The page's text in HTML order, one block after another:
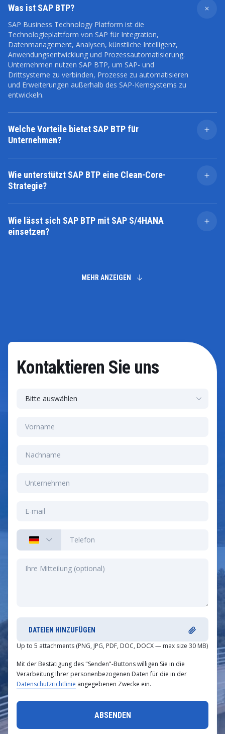
Was ist SAP BTP?
SAP Business Technology Platform ist die
Technologieplattform von SAP für Integration,
Datenmanagement, Analysen, künstliche Intelligenz,
Anwendungsentwicklung und Prozessautomatisierung.
Unternehmen nutzen SAP BTP, um SAP- und
Drittsysteme zu verbinden, Prozesse zu automatisieren
und Erweiterungen außerhalb des SAP-Kernsystems zu
entwickeln.
Welche Vorteile bietet SAP BTP für
Unternehmen?
SAP BTP hilft Unternehmen, fragmentierte
zu reduzieren und Daten zentral nutzbar zu machen.
Gleichzeitig können neue Anwendungen und
bestehende SAP-Kernsysteme unnötig zu verändern.
Wie unterstützt SAP BTP eine Clean-Core-
Strategie?
SAP BTP ermöglicht Side-by-Side Extensions außerhalb
Unternehmen individuelle Anforderungen umsetzen und
gleichzeitig die Updatefähigkeit, Wartbarkeit und
Wie lässt sich SAP BTP mit SAP S/4HANA
einsetzen?
kann sowohl während einer S/4HANA-Transformation
MEHR ANZEIGEN
Kontaktieren Sie uns
DATEIEN HINZUFÜGEN
Up to 5 attachments (PNG, JPG, PDF, DOC, DOCX — max size 30 MB)
Mit der Bestätigung des "Senden"-Buttons willigen Sie in die
Verarbeitung Ihrer personenbezogenen Daten für die in der
Datenschutzrichtlinie angegebenen Zwecke ein.